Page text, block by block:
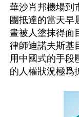
華沙肖邦機場到
團抵達的當天早
畫被人塗抹得面
律師迪諾夫斯基
用中國式的手段
的人權狀況極爲